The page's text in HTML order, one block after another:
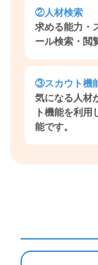
②人材検索
求める能力・
ール検索・閲
③スカウト機
気になる人材
ト機能を利
能です。